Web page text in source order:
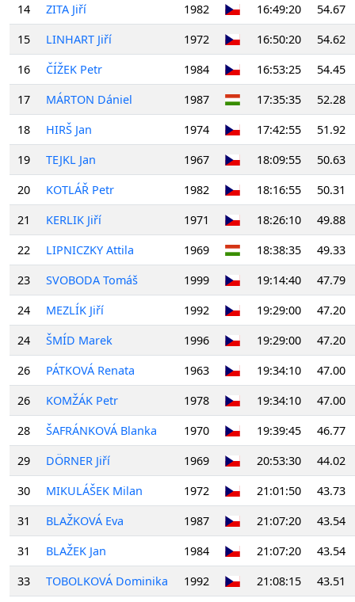
14
ZITA Jiří 1982 16:49:20
54.67
15
LINHART Jiří 1972 16:50:20
54.62
16
ČÍŽEK Petr 1984 16:53:25
54.45
17
MÁRTON Dániel 1987 17:35:35
52.28
18
HIRŠ Jan 1974 17:42:55
51.92
19
TEJKL Jan 1967 18:09:55
50.63
20
KOTLÁŘ Petr 1982 18:16:55
50.31
21
KERLIK Jiří 1971 18:26:10
49.88
22
LIPNICZKY Attila 1969 18:38:35
49.33
23
SVOBODA Tomáš 1999 19:14:40
47.79
24
MEZLÍK Jiří 1992 19:29:00
47.20
24
ŠMÍD Marek 1996 19:29:00
47.20
26
PÁTKOVÁ Renata 1963 19:34:10
47.00
26
KOMŽÁK Petr 1978 19:34:10
47.00
28
ŠAFRÁNKOVÁ Blanka 1970 19:39:45
46.77
29
DÖRNER Jiří 1969 20:53:30
44.02
30
MIKULÁŠEK Milan 1972 21:01:50
43.73
31
BLAŽKOVÁ Eva 1987 21:07:20
43.54
31
BLAŽEK Jan 1984 21:07:20
43.54
33
TOBOLKOVÁ Dominika 1992 21:08:15
43.51